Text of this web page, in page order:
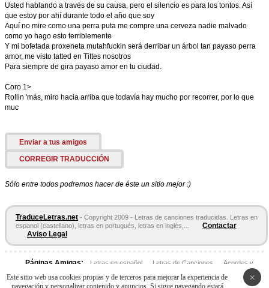
Usted hablando a través de su causa, pero el silencio es para los tontos. Así
que estoy por ahí durante todo el año que soy
Aquí no mire como una perra puta me compre una cerveza nadie malvado
como yo hago esto terriblemente
Y mi bofetada proxeneta mutahfuckin será derribar un árbol tan payaso perra
amor, me visto tatted en Tittes nosotros
Para siempre de gira payaso amor en tu ciudad.
Coro 1>
Rollin 'más, miro hacia arriba que todavía hay mucho por recorrer, por lo que
muc
Enviar a tus amigos
CORREGIR TRADUCCIÓN
Sólo entre todos podremos hacer de éste un sitio mejor :)
TraduceLetras.net - Copyright 2009 - Letras de canciones traducidas. Letras en
espanol (castellano), letras en portugués, letras en inglés,...
Contactar
Aviso Legal
Páginas Amigas: Letras en español Letras de Canciones
Acordes y
×
Este sitio web usa cookies propias y de terceros para mejorar la experiencia de
navegación y personalizar contenido y anuncios. Si sigue navegando estará